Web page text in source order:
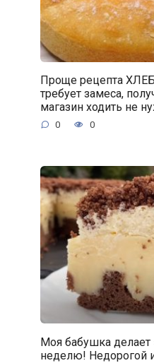
Проще рецепта
требует замеса,
магазин ходить не
0 0
Моя бабушка делает
неделю! Недорогой